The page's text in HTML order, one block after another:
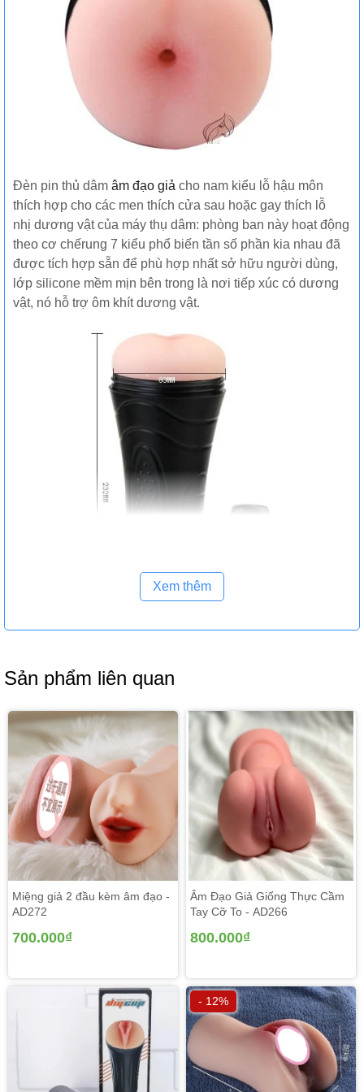
Đèn pin thủ dâm âm đạo giả cho nam kiểu lỗ hậu môn
thích hợp cho các men thích cửa sau hoặc gay thích lỗ
nhị dương vật của máy thụ dâm: phòng ban này hoạt động
theo cơ chếrung 7 kiểu phổ biến tần số phần kia nhau đã
được tích hợp sẵn để phù hợp nhất sở hữu người dùng,
lớp silicone mềm mịn bên trong là nơi tiếp xúc có dương
vật, nó hỗ trợ ôm khít dương vật.
Bộ điều khiển những chế độ của đèn pin thủ dâm: phòng
những quý ông.
Đèn pin thủ dâm kiểu hậu môn pink putt cầm tay điều
khiển rung cho nam thủ dâm cao cấp rung mạnh mẽ làm
cho quý ông dễ dàng khắc phục nhu cầu nhu cầu phòng
the trong các khi xa bạn tình, các đêm cô đơn.
Xem thêm
Sản phẩm liên quan
Miệng giả 2 đầu kèm âm đạo -
AD272
700.000₫
Âm Đạo Giả Giống Thực Cầm
Tay Cỡ To - AD266
800.000₫
- 12%